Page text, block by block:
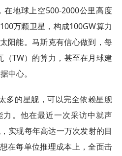
在地球上空500-2000公里高度
万颗卫星，构成100GW算力
阳能。马斯克有信心做到，每
TW）的算力，甚至在月球建
中心。
多的星舰，可以完全依赖星舰
。他在最近一次采访中就声
实现每年高达一万次发射的目
在每单位推理成本上，全面击